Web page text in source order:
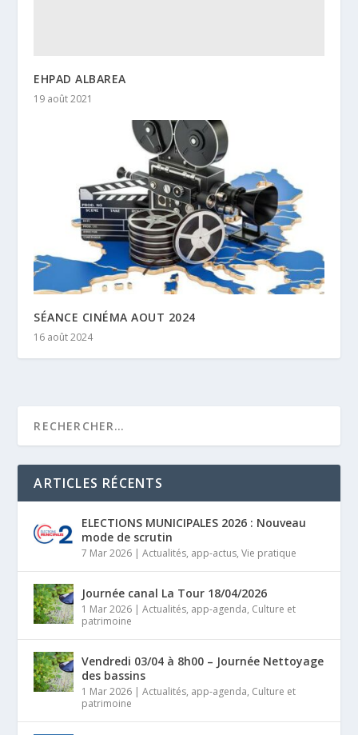
EHPAD ALBAREA
19 août 2021
SÉANCE CINÉMA AOUT 2024
16 août 2024
ARTICLES RÉCENTS
ELECTIONS MUNICIPALES 2026 : Nouveau
mode de scrutin
7 Mar 2026 |Actualités, app-actus,Vie pratique
Journée canal La Tour 18/04/2026
1 Mar 2026 |Actualités, app-agenda, Culture et
patrimoine
Vendredi 03/04 à 8h00 – Journée Nettoyage
des bassins
1 Mar 2026 |Actualités, app-agenda, Culture et
patrimoine